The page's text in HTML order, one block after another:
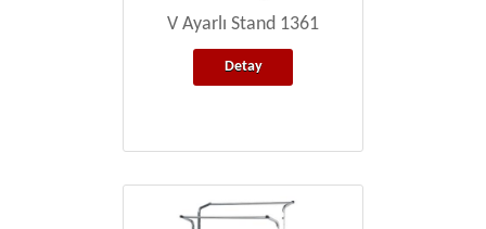
V Ayarlı Stand 1361
Detay